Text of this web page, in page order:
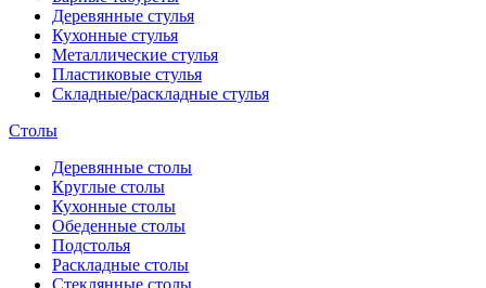
Деревянные стулья
Кухонные стулья
Металлические стулья
Пластиковые стулья
Складные/раскладные стулья
Столы
Деревянные столы
Круглые столы
Кухонные столы
Обеденные столы
Подстолья
Раскладные столы